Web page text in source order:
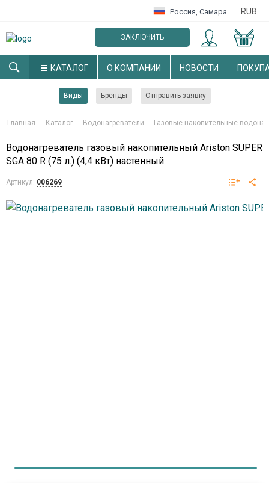
Россия, Самара RUB
ЗАКЛЮЧИТЬ
ОПТОВЫЙ ДОГОВОР
КАТАЛОГ О КОМПАНИИ НОВОСТИ
Виды Бренды Отправить заявку
Главная - Каталог - Водонагреватели - Газовые накопительные
Водонагреватель газовый накопительный Ariston SUPER
SGA 80 R (75 л.) (4,4 кВт) настенный
Артикул: 006269